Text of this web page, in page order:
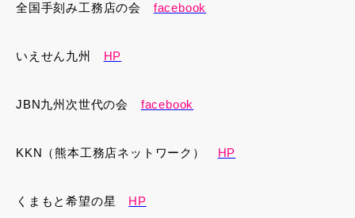
全国手刻み工務店の会 facebook
いえせん九州 HP
JBN九州次世代の会 facebook
KKN（熊本工務店ネットワーク） HP
くまもと希望の星 HP